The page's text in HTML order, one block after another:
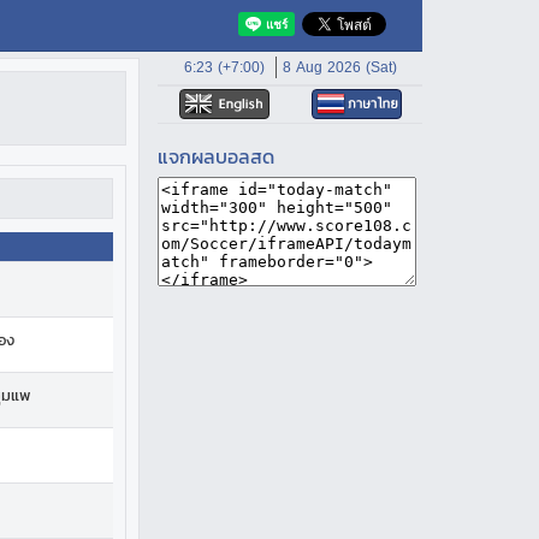
ง
แพ
6:23 (+7:00) 8 Aug 2026 (Sat)
แจกผลบอลสด